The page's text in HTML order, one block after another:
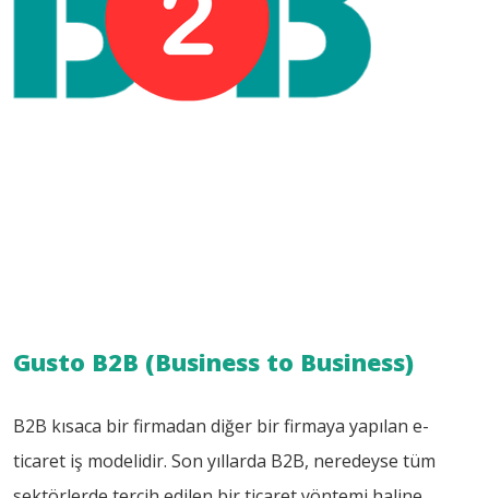
Gusto B2B (Business to Business)
B2B kısaca bir firmadan diğer bir firmaya yapılan e-
ticaret iş modelidir. Son yıllarda B2B, neredeyse tüm